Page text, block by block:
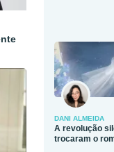
DANI ALMEIDA
A revolução
trocaram o